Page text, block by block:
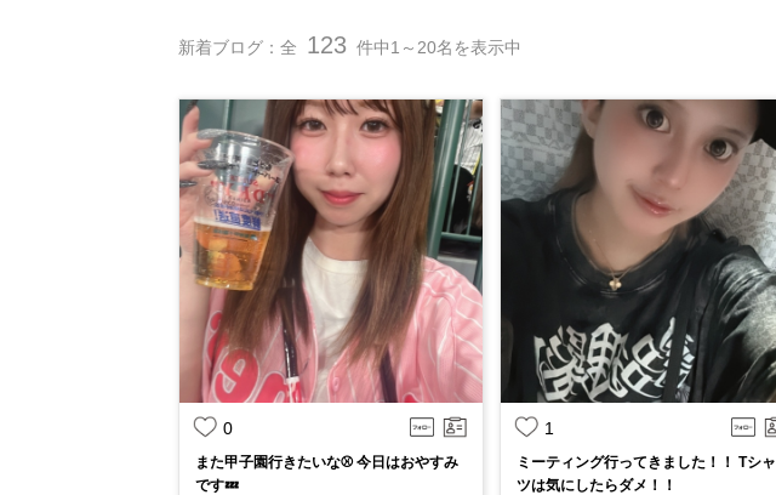
新着ブログ：全 123 件中1～20名を表示中
0
また甲子園行きたいな⚾️ 今日はおやすみ
です💤
1
ミーティング行ってきました！！ Tシャ
ツは気にしたらダメ！！